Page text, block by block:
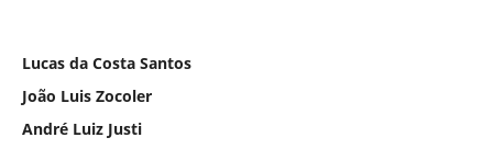
Lucas da Costa Santos
João Luis Zocoler
André Luiz Justi